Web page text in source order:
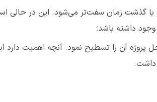
با گذشت زمان سفت‌تر می‌شود. این در حالی
داشته باشد؛
پروژه آن را تسطیح نمود. آنچه اهمیت دارد
داشت.